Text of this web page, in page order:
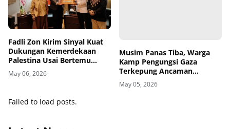
Fadli Zon Kirim Sinyal Kuat
Dukungan Kemerdekaan
Palestina Usai Bertemu
Delegasi di Kemenbud
May 06, 2026
Kamp Pengungsi Gaza
Terkepung Ancaman
Penyakit Kulit
May 05, 2026